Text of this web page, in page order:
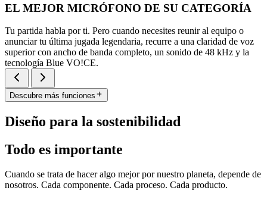
EL MEJOR MICRÓFONO DE SU CATEGORÍA
Tu partida habla por ti. Pero cuando necesites reunir al equipo o
anunciar tu última jugada legendaria, recurre a una claridad de voz
superior con ancho de banda completo, un sonido de 48 kHz y la
tecnología Blue VO!CE.
Descubre más funciones
Diseño para la sostenibilidad
Todo es importante
Cuando se trata de hacer algo mejor por nuestro planeta, depende de
nosotros. Cada componente. Cada proceso. Cada producto.